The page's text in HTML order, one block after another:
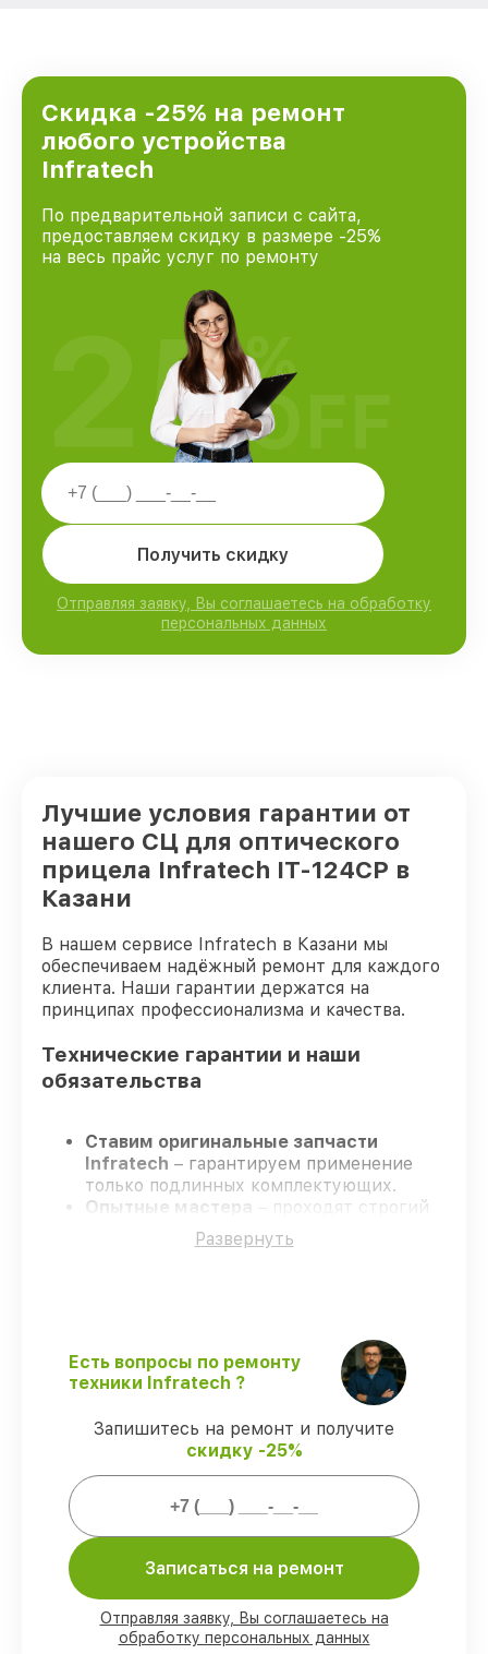
Скидка -25% на ремонт
любого устройства
Infratech
По предварительной записи с сайта,
предоставляем скидку в размере -25%
на весь прайс услуг по ремонту
Получить скидку
Отправляя заявку, Вы соглашаетесь на обработку
персональных данных
25%
OFF
Лучшие условия гарантии от
нашего СЦ для оптического
прицела Infratech IT-124CP в
Казани
В нашем сервисе Infratech в Казани мы
обеспечиваем надёжный ремонт для каждого
клиента. Наши гарантии держатся на
принципах профессионализма и качества.
Технические гарантии и наши
обязательства
Ставим оригинальные запчасти
Infratech – гарантируем применение
только подлинных комплектующих.
Опытные мастера
– проходят строгий
отбор, что подтверждает уровень их
профессионализма.
– все
ремонтные услуги и комплектующие
защищены официальной гарантией
Мы гарантируем:
80%
деталей Infratech имеются на
складе в Казани, остальные
доставляются быстро
Фирменные детали Infratech и
Развернуть
Есть вопросы по ремонту
техники Infratech ?
Запишитесь на ремонт и получите
скидку -25%
Записаться на ремонт
Отправляя заявку, Вы соглашаетесь на
обработку персональных данных